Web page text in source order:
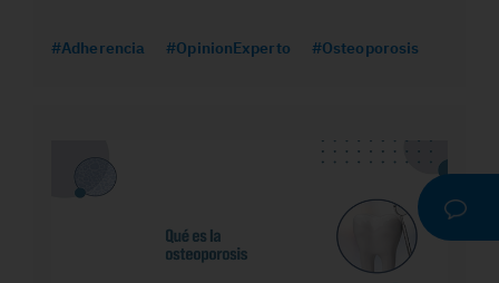
#Adherencia #OpinionExperto #Osteoporosis